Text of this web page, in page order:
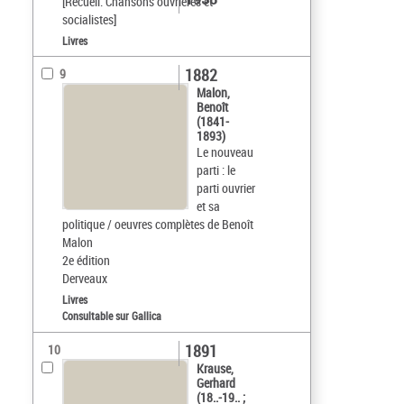
socialistes]
Livres
9
Malon,
Benoît
(1841-
1893)
Le nouveau
parti : le
parti ouvrier
et sa
politique / oeuvres complètes de Benoît
Malon
2e édition
Derveaux
1882
Livres
Consultable sur Gallica
10
Krause,
Gerhard
(18..-19.. ;
1891